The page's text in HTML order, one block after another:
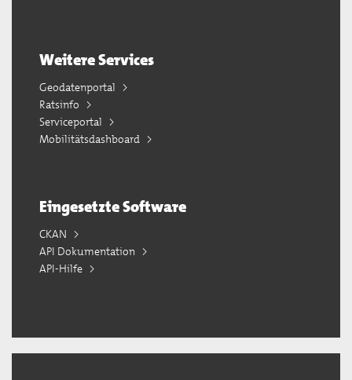
Weitere Services
Geodatenportal
Ratsinfo
Serviceportal
Mobilitätsdashboard
Eingesetzte Software
CKAN
API Dokumentation
API-Hilfe